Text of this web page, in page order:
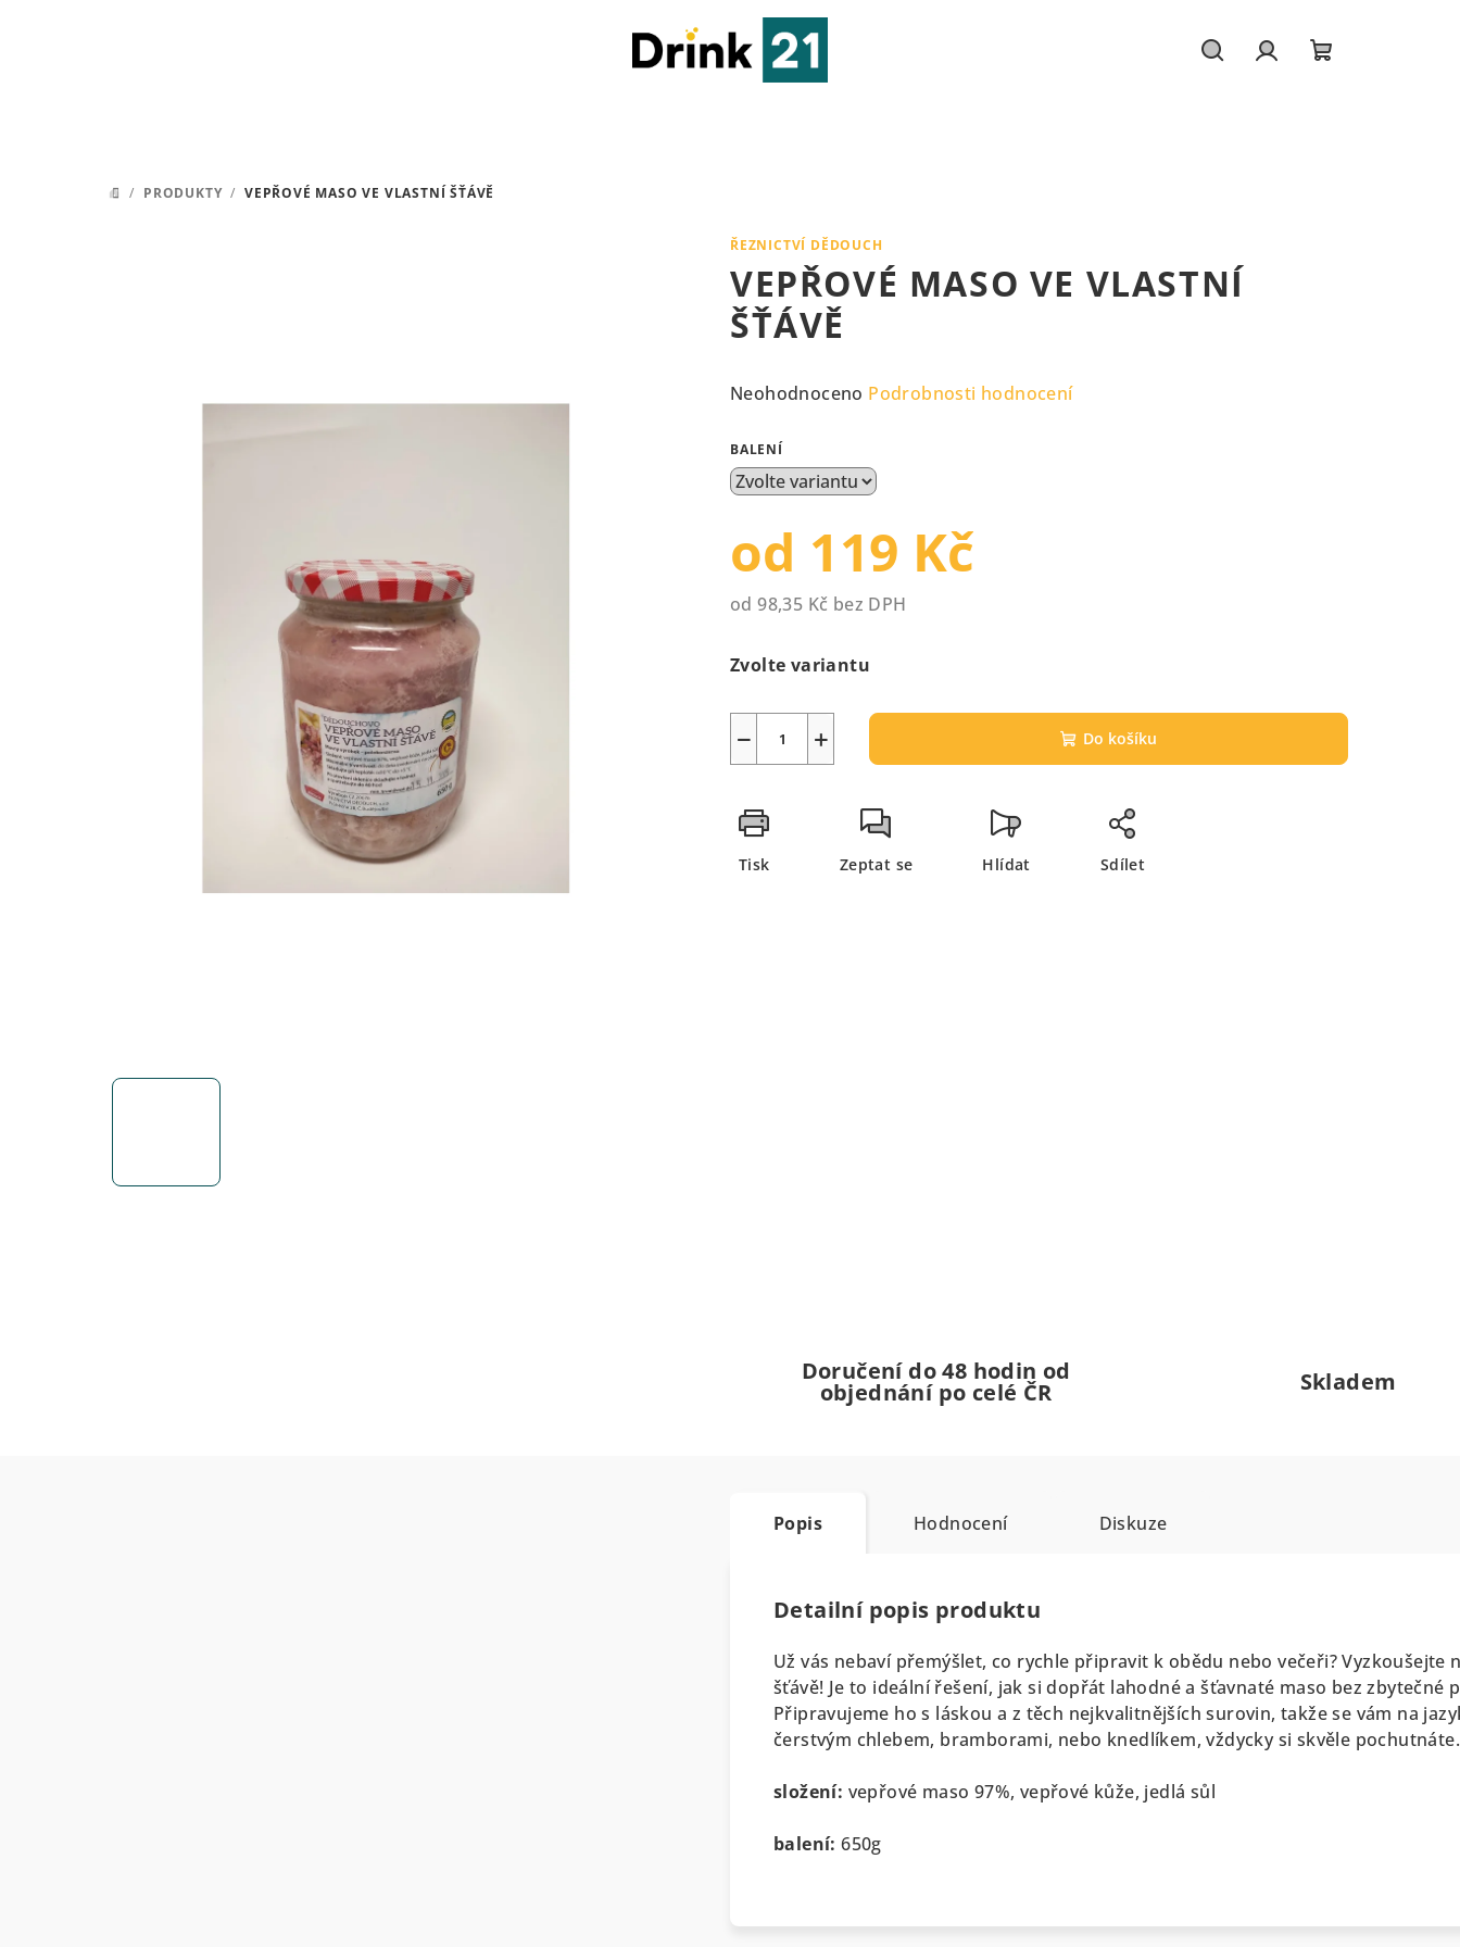
DOMŮ
/ PRODUKTY / VEPŘOVÉ MASO VE VLASTNÍ ŠŤÁVĚ
ŘEZNICTVÍ DĚDOUCH
VEPŘOVÉ MASO VE VLASTNÍ
ŠŤÁVĚ
Průměrné
produktu
je
0,0
5
hvězdiček.
Neohodnoceno Podrobnosti hodnocení
BALENÍ
od 119 Kč
od98,35 Kč bez DPH
cena:
Zvolte variantu
+
− Do košíku
Tisk Zeptat se Hlídat Sdílet
Doručení do 48 hodin od
objednání po celé ČR Skladem
Popis Hodnocení Diskuze
Detailní popis produktu
Už vás nebaví přemýšlet, co rychle připravit k obědu nebo večeři? Vyzkoušejte
šťávě! Je to ideální řešení, jak si dopřát lahodné a šťavnaté maso bez
Připravujeme ho s láskou a z těch nejkvalitnějších surovin, takže se vám na
čerstvým chlebem, bramborami, nebo knedlíkem, vždycky si skvěle pochutnáte.
složení: vepřové maso 97%, vepřové kůže, jedlá sůl
balení: 650g